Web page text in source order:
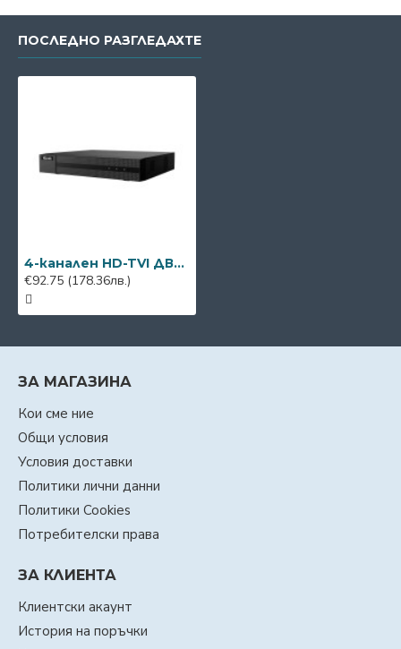
ПОСЛЕДНО РАЗГЛЕДАХТЕ
4-канален HD-TVI ДВР HiLook by Hikvision DVR-204Q-M1
€92.75 (178.36лв.)
ЗА МАГАЗИНА
Кои сме ние
Общи условия
Условия доставки
Политики лични данни
Политики Cookies
Потребителски права
ЗА КЛИЕНТА
Клиентски акаунт
История на поръчки